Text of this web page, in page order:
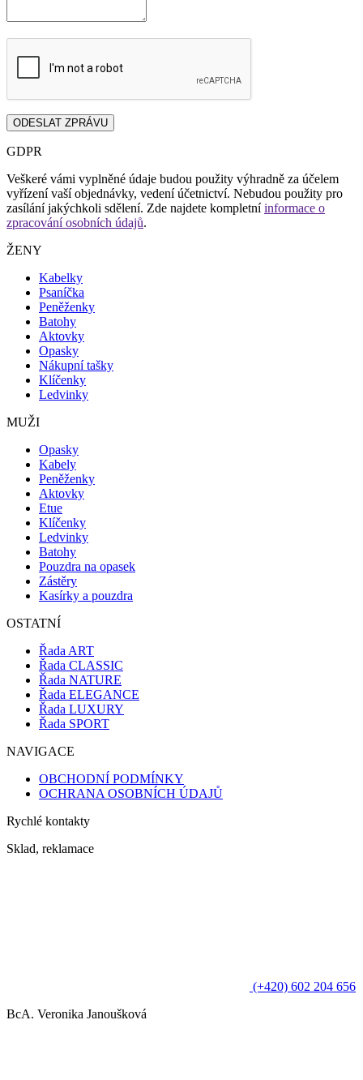
GDPR
Veškeré vámi vyplněné údaje budou použity výhradně za účelem
vyřízení vaší objednávky, vedení účetnictví. Nebudou použity pro
zasílání jakýchkoli sdělení. Zde najdete kompletníinformace o
zpracování osobních údajů.
ŽENY
Kabelky
Psaníčka
Peněženky
Batohy
Aktovky
Opasky
Nákupní tašky
Klíčenky
Ledvinky
MUŽI
Opasky
Kabely
Peněženky
Aktovky
Etue
Klíčenky
Ledvinky
Batohy
Pouzdra na opasek
Zástěry
Kasírky a pouzdra
OSTATNÍ
Řada ART
Řada CLASSIC
Řada NATURE
Řada ELEGANCE
Řada LUXURY
Řada SPORT
NAVIGACE
OBCHODNÍ PODMÍNKY
OCHRANA OSOBNÍCH ÚDAJŮ
Rychlé kontakty
Sklad, reklamace
(+420) 602 204 656
BcA. Veronika Janoušková